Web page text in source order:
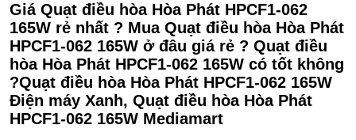
Giá Quạt điều hòa Hòa Phát HPCF1-062
165W rẻ nhất ? Mua Quạt điều hòa Hòa Phát
HPCF1-062 165W ở đâu giá rẻ ? Quạt điều
hòa Hòa Phát HPCF1-062 165W có tốt không
?Quạt điều hòa Hòa Phát HPCF1-062 165W
Điện máy Xanh, Quạt điều hòa Hòa Phát
HPCF1-062 165W Mediamart